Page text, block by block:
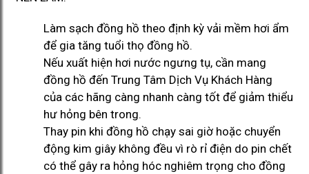
Làm sạch đồng hồ theo định kỳ vải mềm hơi ẩm
để gia tăng tuổi thọ đồng hồ.
Nếu xuất hiện hơi nước ngưng tụ, cần mang
đồng hồ đến Trung Tâm Dịch Vụ Khách Hàng
của các hãng càng nhanh càng tốt để giảm thiểu
hư hỏng bên trong.
Thay pin khi đồng hồ chạy sai giờ hoặc chuyển
động kim giây không đều vì rò rỉ điện do pin chết
có thể gây ra hỏng hóc nghiêm trọng cho đồng